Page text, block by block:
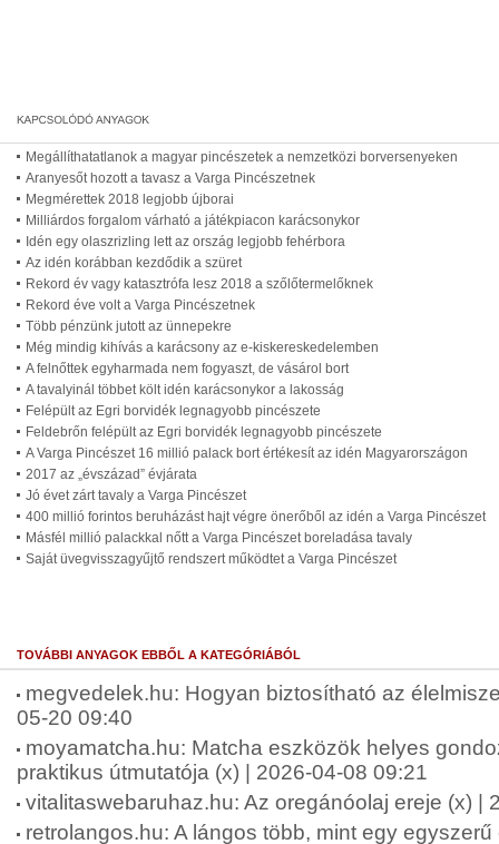
Megállíthatatlanok a magyar pincészetek a nemzetközi borversenyeken
Aranyesőt hozott a tavasz a Varga Pincészetnek
Megmérettek 2018 legjobb újborai
Milliárdos forgalom várható a játékpiacon karácsonykor
Idén egy olaszrizling lett az ország legjobb fehérbora
Az idén korábban kezdődik a szüret
Rekord év vagy katasztrófa lesz 2018 a szőlőtermelőknek
Rekord éve volt a Varga Pincészetnek
Több pénzünk jutott az ünnepekre
Még mindig kihívás a karácsony az e-kiskereskedelemben
A felnőttek egyharmada nem fogyaszt, de vásárol bort
A tavalyinál többet költ idén karácsonykor a lakosság
Felépült az Egri borvidék legnagyobb pincészete
Feldebrőn felépült az Egri borvidék legnagyobb pincészete
A Varga Pincészet 16 millió palack bort értékesít az idén Magyarországon
2017 az „évszázad” évjárata
Jó évet zárt tavaly a Varga Pincészet
400 millió forintos beruházást hajt végre önerőből az idén a Varga Pincészet
Másfél millió palackkal nőtt a Varga Pincészet boreladása tavaly
Saját üvegvisszagyűjtő rendszert működtet a Varga Pincészet
TOVÁBBI ANYAGOK EBBŐL A KATEGÓRIÁBÓL
megvedelek.hu: Hogyan biztosítható az
05-20 09:40
moyamatcha.hu: Matcha eszközök helyes
praktikus útmutatója (x) | 2026-04-08 09:21
vitalitaswebaruhaz.hu: Az oregánóolaj ereje (x) |
retrolangos.hu: A lángos több, mint egy